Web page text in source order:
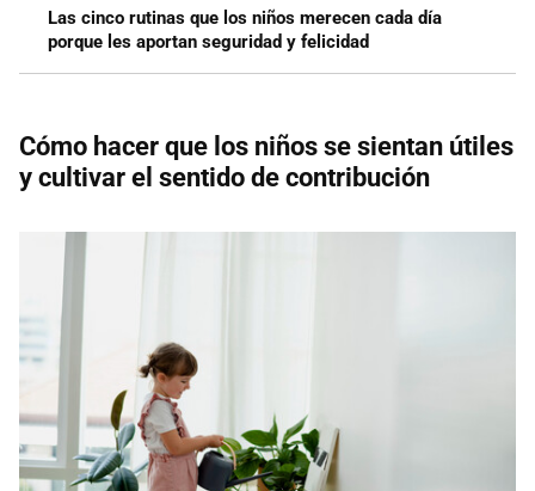
Las cinco rutinas que los niños merecen cada día
porque les aportan seguridad y felicidad
Cómo hacer que los niños se sientan útiles
y cultivar el sentido de contribución